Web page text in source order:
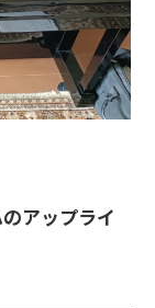
のアップライ